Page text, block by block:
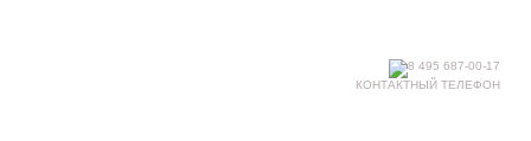
КОНТАКТНЫЙ ТЕЛЕФОН